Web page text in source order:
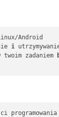
Android
i
twoim zadaniem
programowania